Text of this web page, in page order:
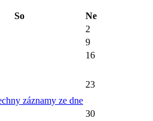
So
Ne
2
9
16
záznamy ze dne
23
30